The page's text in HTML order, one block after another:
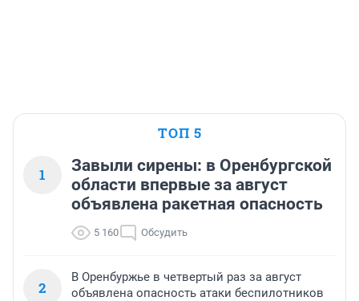
ТОП 5
1
Завыли сирены: в Оренбургской
области впервые за август
объявлена ракетная опасность
5 160 Обсудить
2
В Оренбуржье в четвертый раз за август
объявлена опасность атаки беспилотников